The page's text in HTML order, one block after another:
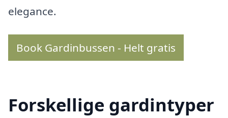
elegance.
Book Gardinbussen - Helt gratis
Forskellige gardintyper